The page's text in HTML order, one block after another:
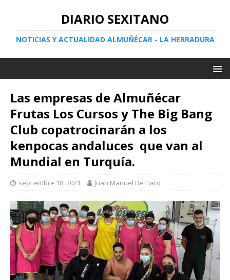
DIARIO SEXITANO
NOTICIAS Y ACTUALIDAD ALMUÑÉCAR - LA HERRADURA
Las empresas de Almuñécar
Frutas Los Cursos y The Big Bang
Club copatrocinarán a los
kenpocas andaluces que van al
Mundial en Turquía.
septiembre 18, 2021 Juan Manuel De Haro